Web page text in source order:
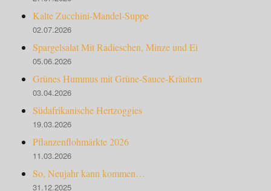
Kalte Zucchini-Mandel-Suppe
02.07.2026
Spargelsalat Mit Radieschen, Minze und Ei
05.06.2026
Grünes Hummus mit Grüne-Sauce-Kräutern
03.04.2026
Südafrikanische Hertzoggies
19.03.2026
Pflanzenflohmärkte 2026
11.03.2026
So, Neujahr kann kommen…
31.12.2025